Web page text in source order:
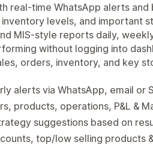
real-time WhatsApp alerts and
levels, and important
MIS-style reports daily,
without logging into
orders, inventory, and key
alerts via WhatsApp, email or
products, operations, P&L &
suggestions based on
top/low selling products